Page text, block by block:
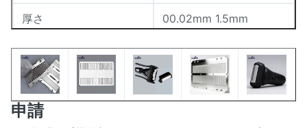
厚さ 00.02mm 1.5mm
線幅 (分) 0.015mm
穴の高さ <0.005mm
表面仕上げ
申請